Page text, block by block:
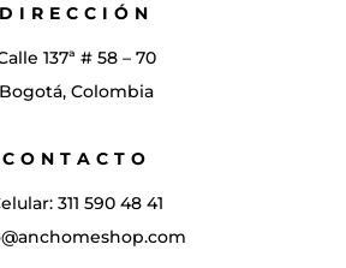
DIRECCIÓN
137ª # 58 – 70
Bogotá, Colombia
CONTACTO
311 590 48 41